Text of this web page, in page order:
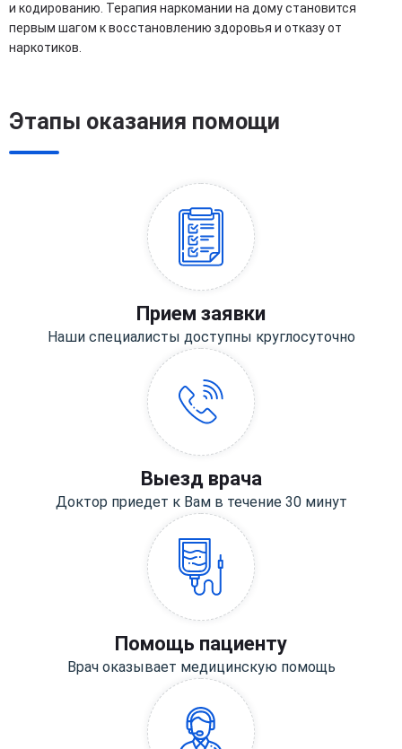
и кодированию. Терапия наркомании на дому становится
первым шагом к восстановлению здоровья и отказу от
наркотиков.
Этапы оказания помощи
Прием заявки
Наши специалисты доступны круглосуточно
Выезд врача
Доктор приедет к Вам в течение 30 минут
Помощь пациенту
Врач оказывает медицинскую помощь